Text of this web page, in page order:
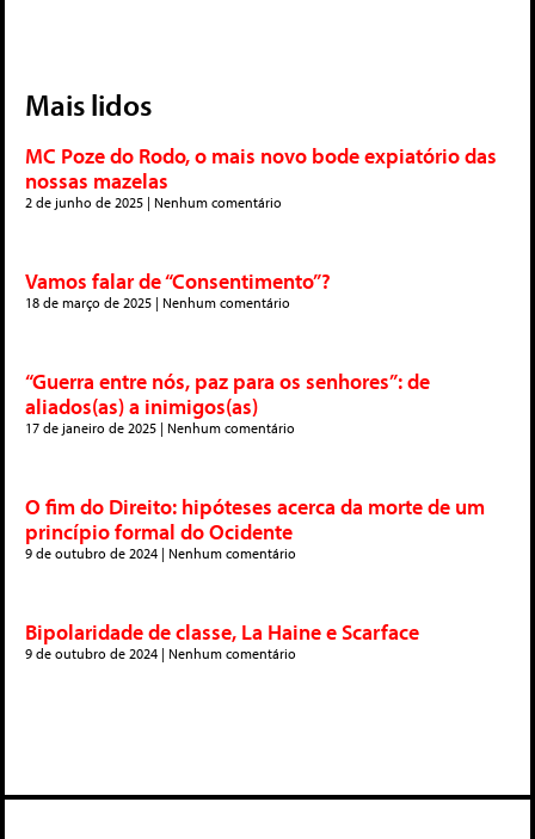
Mais lidos
MC Poze do Rodo, o mais novo bode expiatório das
nossas mazelas
2 de junho de 2025 Nenhum comentário
Vamos falar de “Consentimento”?
18 de março de 2025 Nenhum comentário
“Guerra entre nós, paz para os senhores”: de
aliados(as) a inimigos(as)
17 de janeiro de 2025 Nenhum comentário
O fim do Direito: hipóteses acerca da morte de um
princípio formal do Ocidente
9 de outubro de 2024 Nenhum comentário
Bipolaridade de classe, La Haine e Scarface
9 de outubro de 2024 Nenhum comentário